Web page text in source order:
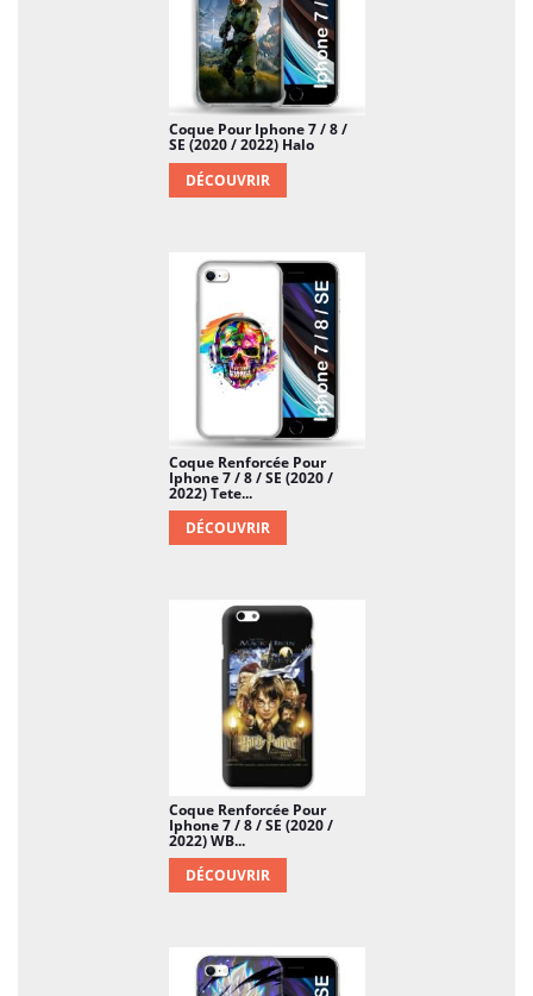
Coque Pour Iphone 7 / 8 /
SE (2020 / 2022) Halo
DÉCOUVRIR
Coque Renforcée Pour
Iphone 7 / 8 / SE (2020 /
2022) Tete...
DÉCOUVRIR
Coque Renforcée Pour
Iphone 7 / 8 / SE (2020 /
2022) WB...
DÉCOUVRIR